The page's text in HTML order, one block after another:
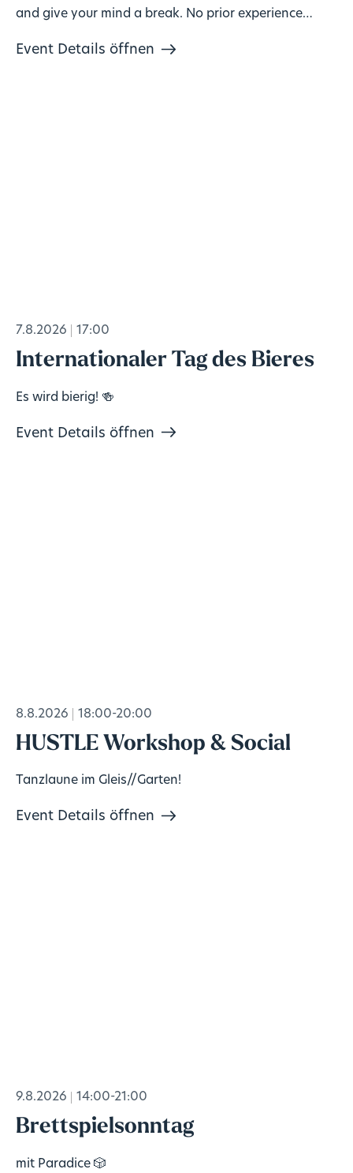
and give your mind a break. No prior experience
Event Details öffnen
7.8.2026 17:00
Internationaler Tag des Bieres
Es wird bierig! 🍻
Event Details öffnen
8.8.2026 18:00-20:00
HUSTLE Workshop & Social
Tanzlaune im Gleis//Garten!
Event Details öffnen
9.8.2026 14:00-21:00
Brettspielsonntag
mit Paradice 🎲